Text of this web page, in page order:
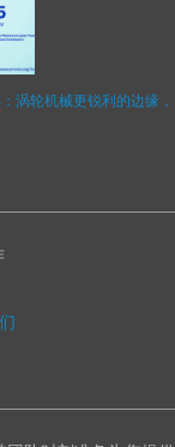
涡轮机械更锐利的边缘